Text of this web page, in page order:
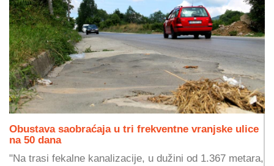
Obustava saobraćaja u tri frekventne vranjske ulice
na 50 dana
"Na trasi fekalne kanalizacije, u dužini od 1.367 metara,